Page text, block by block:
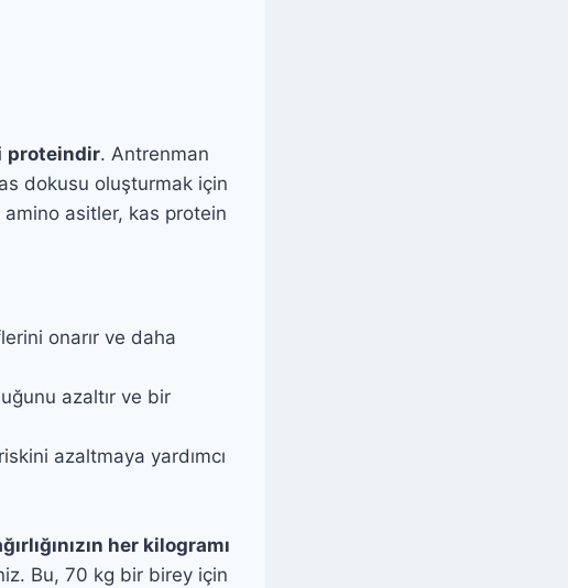
proteindir. Antrenman
dokusu oluşturmak için
asitler, kas protein
onarır ve daha
azaltır ve bir
azaltmaya yardımcı
her kilogramı
Bu, 70 kg bir birey için